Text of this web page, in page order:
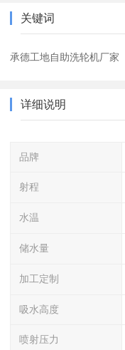
关键词
承德工地自助洗轮机厂家
详细说明
品牌
射程
水温
储水量
加工定制
吸水高度
喷射压力